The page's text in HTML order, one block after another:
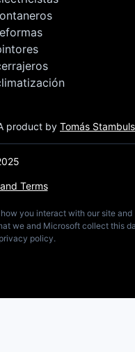
product by Tomás
Terms
you interact with our site and
we and Microsoft collect this
policy.